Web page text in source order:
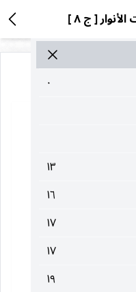
[ ج ٨ ]
٠
١٣
١٦
١٧
١٧
١٩